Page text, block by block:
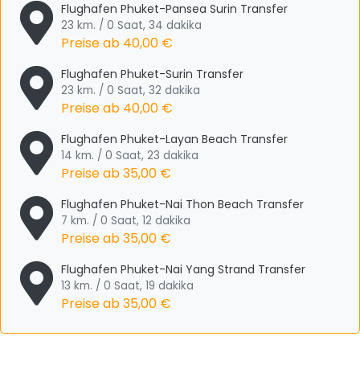
Flughafen Phuket-Pansea Surin Transfer
23 km. / 0 Saat, 34 dakika
Preise ab 40,00 €
Flughafen Phuket-Surin Transfer
23 km. / 0 Saat, 32 dakika
Preise ab 40,00 €
Flughafen Phuket-Layan Beach Transfer
14 km. / 0 Saat, 23 dakika
Preise ab35,00 €
Flughafen Phuket-Nai Thon Beach Transfer
7 km. / 0 Saat, 12 dakika
Preise ab35,00 €
Flughafen Phuket-Nai Yang Strand Transfer
13 km. / 0 Saat, 19 dakika
Preise ab35,00 €